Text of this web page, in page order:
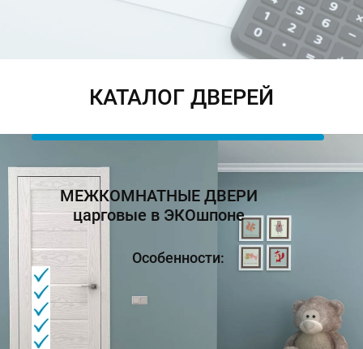
КАТАЛОГ ДВЕРЕЙ
МЕЖКОМНАТНЫЕ ДВЕРИ
царговые в ЭКОшпоне
Особенности: